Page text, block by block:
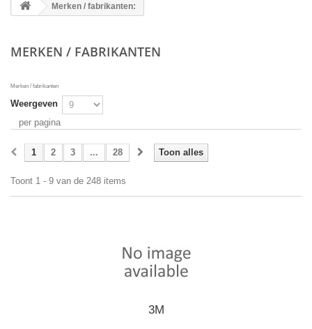
Merken / fabrikanten:
MERKEN / FABRIKANTEN
Merken / fabrikanten
Weergeven
per pagina
Toon alles
1 2 3 ... 28
Toont 1 - 9 van de 248 items
3M